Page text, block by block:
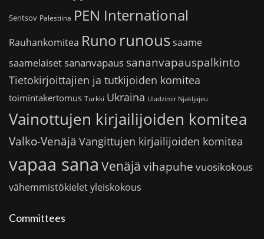
Sentsov Palestiina PEN International
Rauhankomitea Runo runoussaame
saamelaiset sananvapaus sananvapauspalkinto
Tietokirjoittajien ja tutkijoiden komitea
toimintakertomus Turkki Ukraina Uladzimir Njakljajeu
Vainottujen kirjailijoiden komitea
Valko-Venäjä Vangittujen kirjailijoiden komitea
vapaa sana Venäjä vihapuhe vuosikokous
vähemmistökieletyleiskokous
Committees